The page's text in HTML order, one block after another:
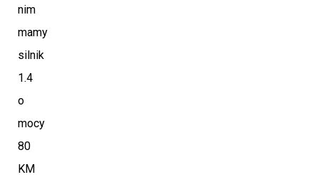
nim
mamy
silnik
1.4
o
mocy
80
KM